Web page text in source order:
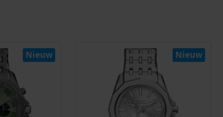
Nieuw Nieuw